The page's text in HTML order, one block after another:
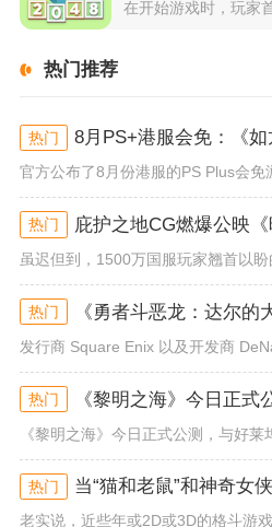
热门推荐
热门
热门
热门
热门 《黎明之海》今日正式
热门 当“猫和老鼠”和神奇女